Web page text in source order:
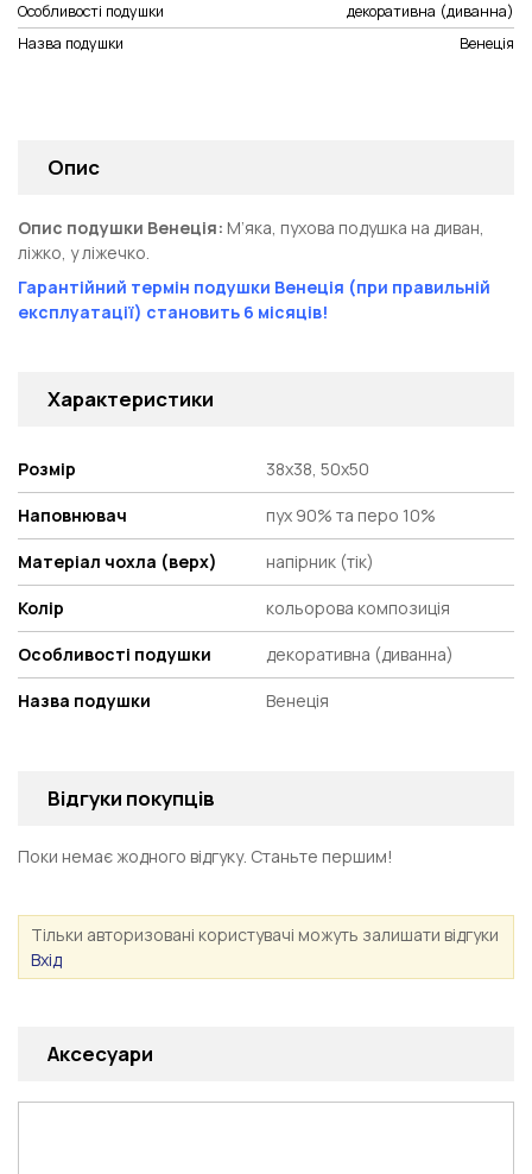
Особливості подушки
декоративна (диванна)
Назва подушки
Венеція
Опис
Опис подушки Венеція: М’яка, пухова подушка на диван,
ліжко, у ліжечко.
Гарантійний термін подушки Венеція (при правильній
експлуатації) становить 6 місяців!
Характеристики
Розмір 38х38, 50х50
Наповнювач пух 90% та перо 10%
Матеріал чохла (верх) напірник (тік)
Колір кольорова композиція
Особливості подушки декоративна (диванна)
Назва подушки Венеція
Відгуки покупців
Поки немає жодного відгуку. Станьте першим!
Тільки авторизовані користувачі можуть залишати відгуки
Вхід
Аксесуари